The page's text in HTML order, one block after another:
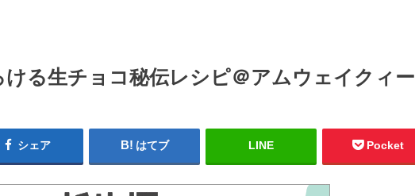
る生チョコ秘伝レシピ＠アムウェイクィー
シェア はてブ LINE Pocket